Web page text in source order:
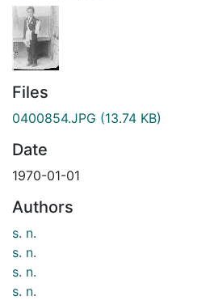
Files
0400854.JPG (13.74 KB)
Date
1970-01-01
Authors
s. n.
s. n.
s. n.
s. n.